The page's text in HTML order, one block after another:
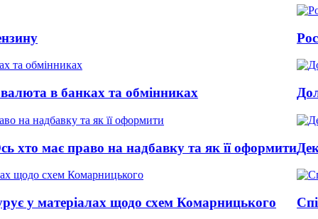
та обмінниках
на надбавку та як її оформити
щодо схем Комарницького
Росія
Долар
Декому з